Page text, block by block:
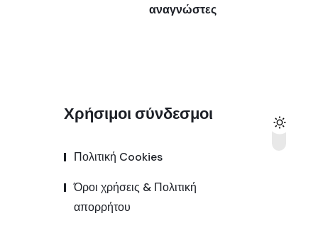
αναγνώστες
Χρήσιμοι σύνδεσμοι
Πολιτική Cookies
Όροι χρήσεις & Πολιτική
απορρήτου